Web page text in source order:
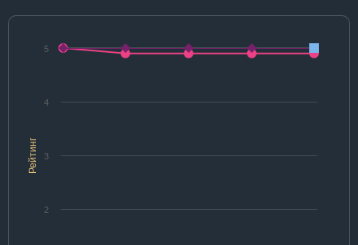
Рейтинг
2
3
4
5